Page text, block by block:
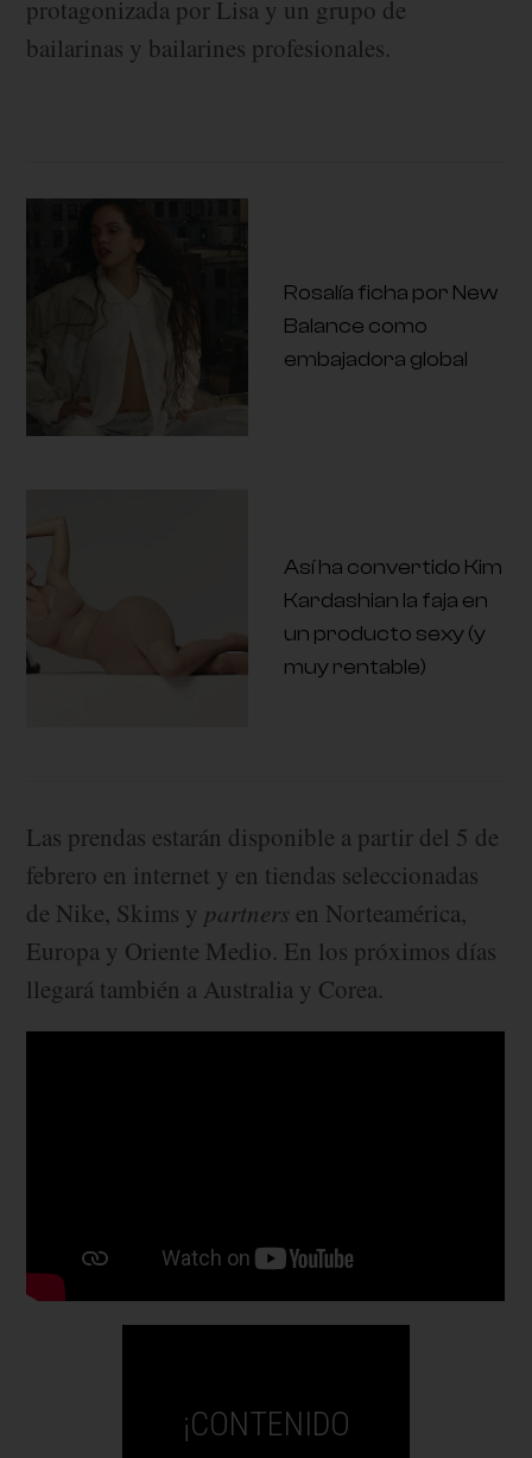
protagonizada por Lisa y un grupo de
bailarinas y bailarines profesionales.
Rosalía ficha por New
Balance como
embajadora global
Así ha convertido Kim
Kardashian la faja en
un producto sexy (y
muy rentable)
Las prendas estarán disponible a partir del 5 de
febrero en internet y en tiendas seleccionadas
de Nike, Skims y partners en Norteamérica,
Europa y Oriente Medio. En los próximos días
llegará también a Australia y Corea.
¡CONTENIDO